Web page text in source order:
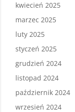
kwiecień 2025
marzec 2025
luty 2025
styczeń 2025
grudzień 2024
listopad 2024
październik 2024
wrzesień 2024